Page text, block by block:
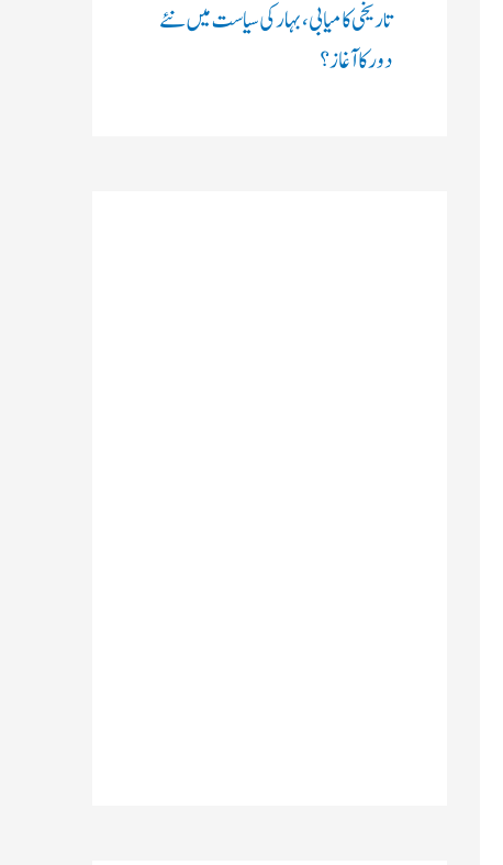
تاریخی کامیابی، بہار کی سیاست میں نئے
دور کا آغاز؟